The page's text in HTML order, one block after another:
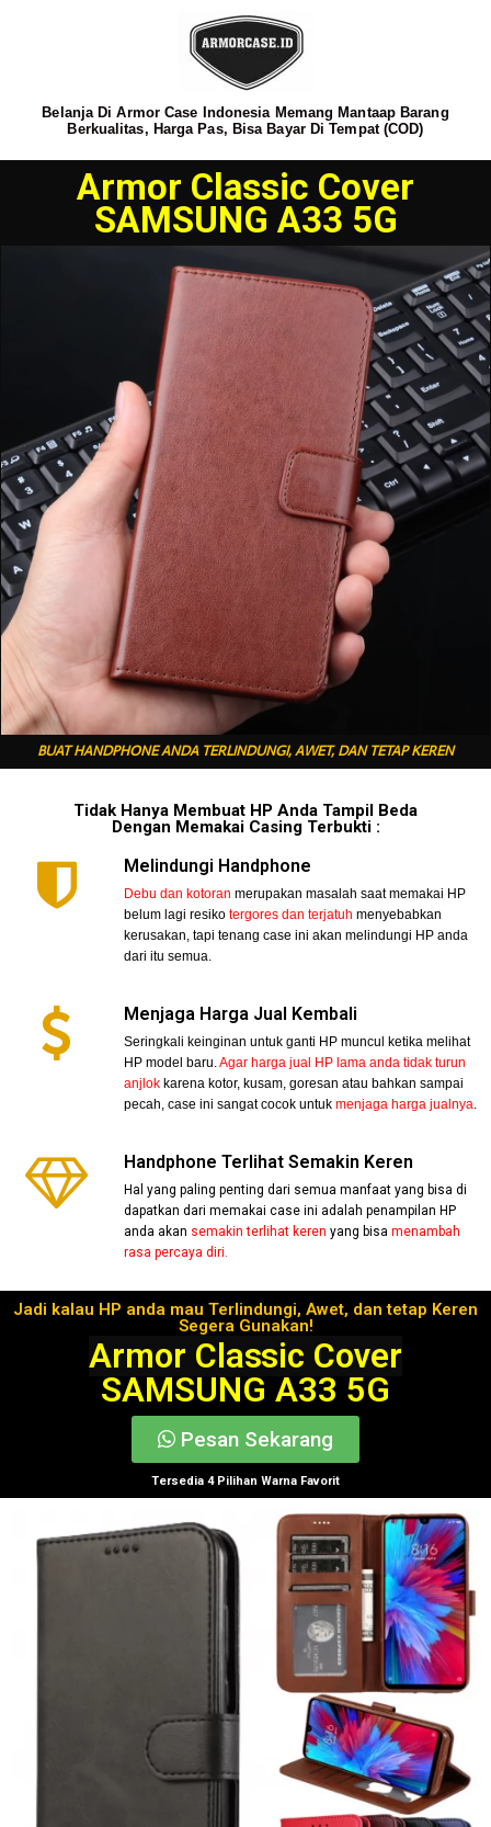
Belanja Di Armor Case Indonesia Memang Mantaap Barang
Berkualitas, Harga Pas, Bisa Bayar Di Tempat (COD)
Armor Classic Cover
SAMSUNG A33 5G
BUAT HANDPHONE ANDA TERLINDUNGI, AWET, DAN TETAP KEREN
Tidak Hanya Membuat HP Anda Tampil Beda
Dengan Memakai Casing Terbukti :
Melindungi Handphone
Debu dan kotoran merupakan masalah saat memakai HP
belum lagi resiko tergores dan terjatuh menyebabkan
kerusakan, tapi tenang case ini akan melindungi HP anda
dari itu semua.
Menjaga Harga Jual Kembali
Seringkali keinginan untuk ganti HP muncul ketika melihat
HP model baru.Agar harga jual HP lama anda tidak turun
anjlok karena kotor, kusam, goresan atau bahkan sampai
pecah, case ini sangat cocok untukmenjaga harga jualnya.
Handphone Terlihat Semakin Keren
Hal yang paling penting dari semua manfaat yang bisa di
dapatkan dari memakai case ini adalah penampilan HP
anda akan semakin terlihat keren yang bisamenambah
rasa percaya diri.
Jadi kalau HP anda mau Terlindungi, Awet, dan tetap Keren
Segera Gunakan!
Armor Classic Cover
SAMSUNG A33 5G
Pesan Sekarang
Tersedia 4 Pilihan Warna Favorit